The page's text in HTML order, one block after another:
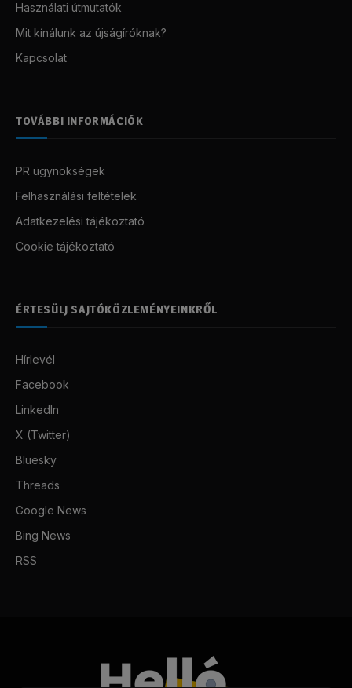
Használati útmutatók
Mit kínálunk az újságíróknak?
Kapcsolat
TOVÁBBI INFORMÁCIÓK
PR ügynökségek
Felhasználási feltételek
Adatkezelési tájékoztató
Cookie tájékoztató
ÉRTESÜLJ SAJTÓKÖZLEMÉNYEINKRŐL
Hírlevél
Facebook
LinkedIn
X (Twitter)
Bluesky
Threads
Google News
Bing News
RSS